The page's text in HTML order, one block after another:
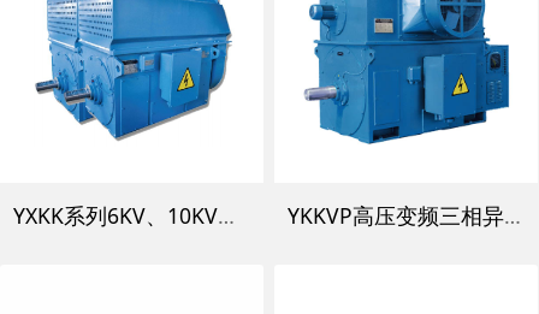
YXKK系列6KV、10KV高效率高压三相异步电动机 YKKVP高压变频三相异步电动机